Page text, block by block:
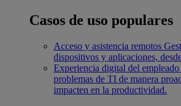
Casos de uso populares
Acceso y asistencia remotos
dispositivos y aplicaciones,
Experiencia digital del
problemas de TI de manera
impacten en la productividad.